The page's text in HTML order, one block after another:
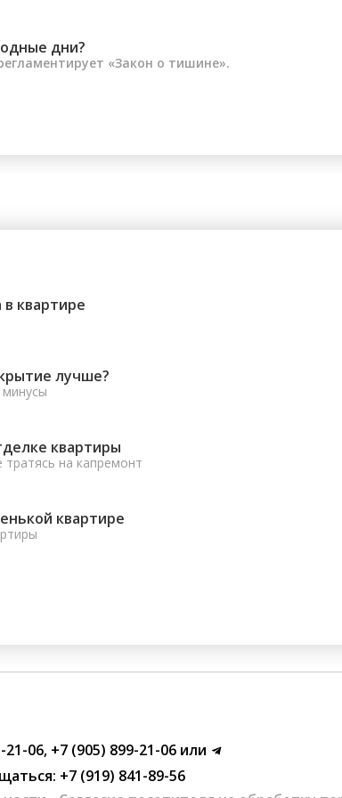
дни?
«Закон о тишине».
квартире
лучше?
квартиры
на капремонт
квартире
21-06, +7 (905) 899-21-06 или
+7 (919) 841-89-56